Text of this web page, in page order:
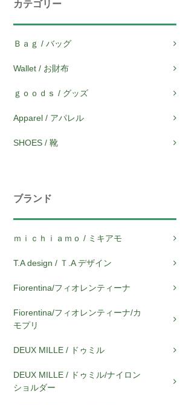
カテゴリー
Ｂａｇ / バッグ
Wallet / お財布
ｇｏｏｄｓ / グッズ
Apparel / アパレル
SHOES / 靴
ブランド
ｍｉｃｈｉａｍｏ / ミキアモ
T.A design / Ｔ.A デザイン
Fiorentina/フィオレンティーナ
Fiorentina/フィオレンティーナ/カ
モプリ
DEUX MILLE / ドゥミル
DEUX MILLE / ドゥミル/ナイロン
ショルダー